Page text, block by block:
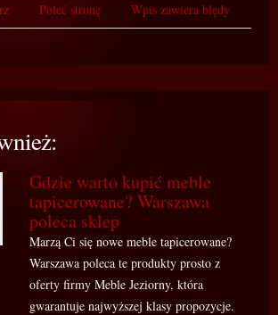
Poleć stronę Wpis zawiera błędy
Gdzie warto kupić meble
tapicerowane? Warszawa
poleca sklep
Marzą Ci się nowe meble tapicerowane?
Warszawa poleca te produkty prosto z
oferty firmy Meble Jeziorny, która
gwarantuje najwyższej klasy propozycje.